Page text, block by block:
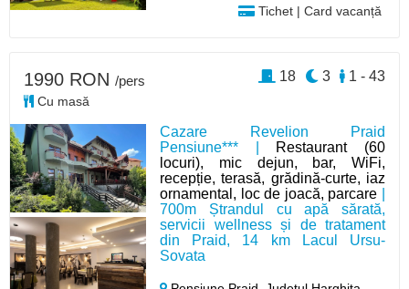
Tichet | Card vacanță
Cazare Revelion Praid
Pensiune*** | Restaurant (60
locuri), mic dejun, bar, WiFi,
recepție, terasă, grădină-curte, iaz
ornamental, loc de joacă, parcare
700m Ștrandul cu apă sărată,
servicii wellness și de tratament
din Praid, 14 km Lacul Ursu-
Sovata
1990 RON /pers
Cu masă
1 - 43
3
18